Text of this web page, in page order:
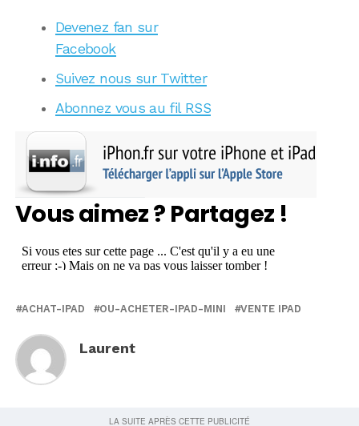
Devenez fan sur
Facebook
Suivez nous sur Twitter
Abonnez vous au fil RSS
Vous aimez ? Partagez !
ACHAT-IPAD OU-ACHETER-IPAD-MINI VENTE IPAD
Laurent